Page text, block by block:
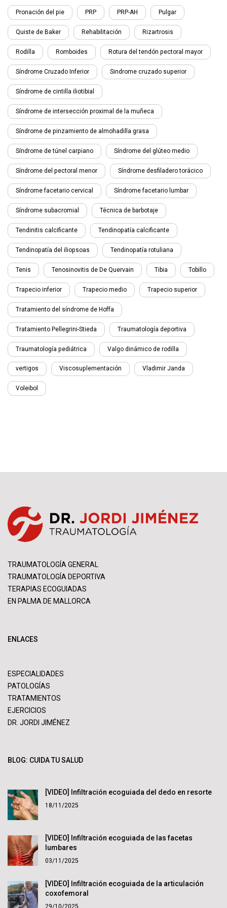
Pronación del pie PRP PRP-AH Pulgar
Quiste de Baker Rehabilitación Rizartrosis
Rodilla Romboides Rotura del tendón pectoral mayor
Síndrome Cruzado Inferior Sindrome cruzado superior
Síndrome de cintilla iliotibial
Síndrome de intersección proximal de la muñeca
Síndrome de pinzamiento de almohadilla grasa
Síndrome de túnel carpiano Síndrome del glúteo medio
Síndrome del pectoral menor Síndrome desfiladero torácico
Síndrome facetario cervical Síndrome facetario lumbar
Síndrome subacromial Técnica de barbotaje
Tendinitis calcificante Tendinopatía calcificante
Tendinopatía del iliopsoas Tendinopatía rotuliana
Tenis Tenosinovitis de De Quervain Tibia Tobillo
Trapecio inferior Trapecio medio Trapecio superior
Tratamiento del síndrome de Hoffa
Tratamiento Pellegrini-Stieda Traumatología deportiva
Traumatología pediátrica Valgo dinámico de rodilla
vertigos Viscosuplementación Vladimir Janda
Voleibol
TRAUMATOLOGÍA GENERAL
TRAUMATOLOGÍA DEPORTIVA
TERAPIAS ECOGUIADAS
EN PALMA DE MALLORCA
ENLACES
ESPECIALIDADES
PATOLOGÍAS
TRATAMIENTOS
EJERCICIOS
DR. JORDI JIMÉNEZ
BLOG: CUIDA TU SALUD
[VIDEO] Infiltración ecoguiada del dedo en resorte
18/11/2025
[VIDEO] Infiltración ecoguiada de las facetas
lumbares
03/11/2025
[VIDEO] Infiltración ecoguiada de la articulación
coxofemoral